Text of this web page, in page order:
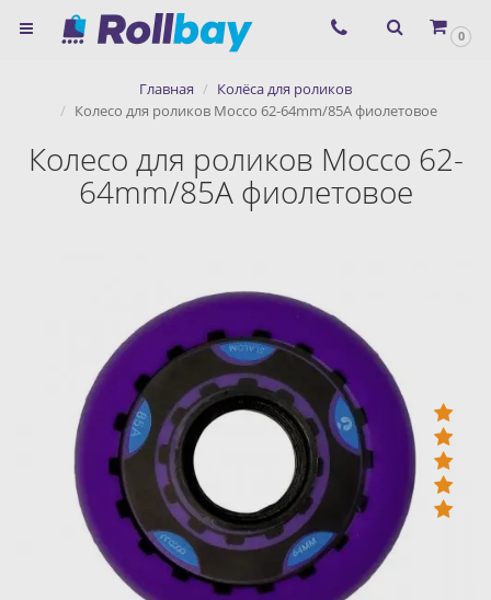
0
Главная
Колёса для роликов
Колесо для роликов Mocco 62-64mm/85A фиолетовое
Колесо для роликов Mocco 62-
64mm/85A фиолетовое
×
сервиса ЯНДЕКС.МЕТРИКА и
файлов cookie